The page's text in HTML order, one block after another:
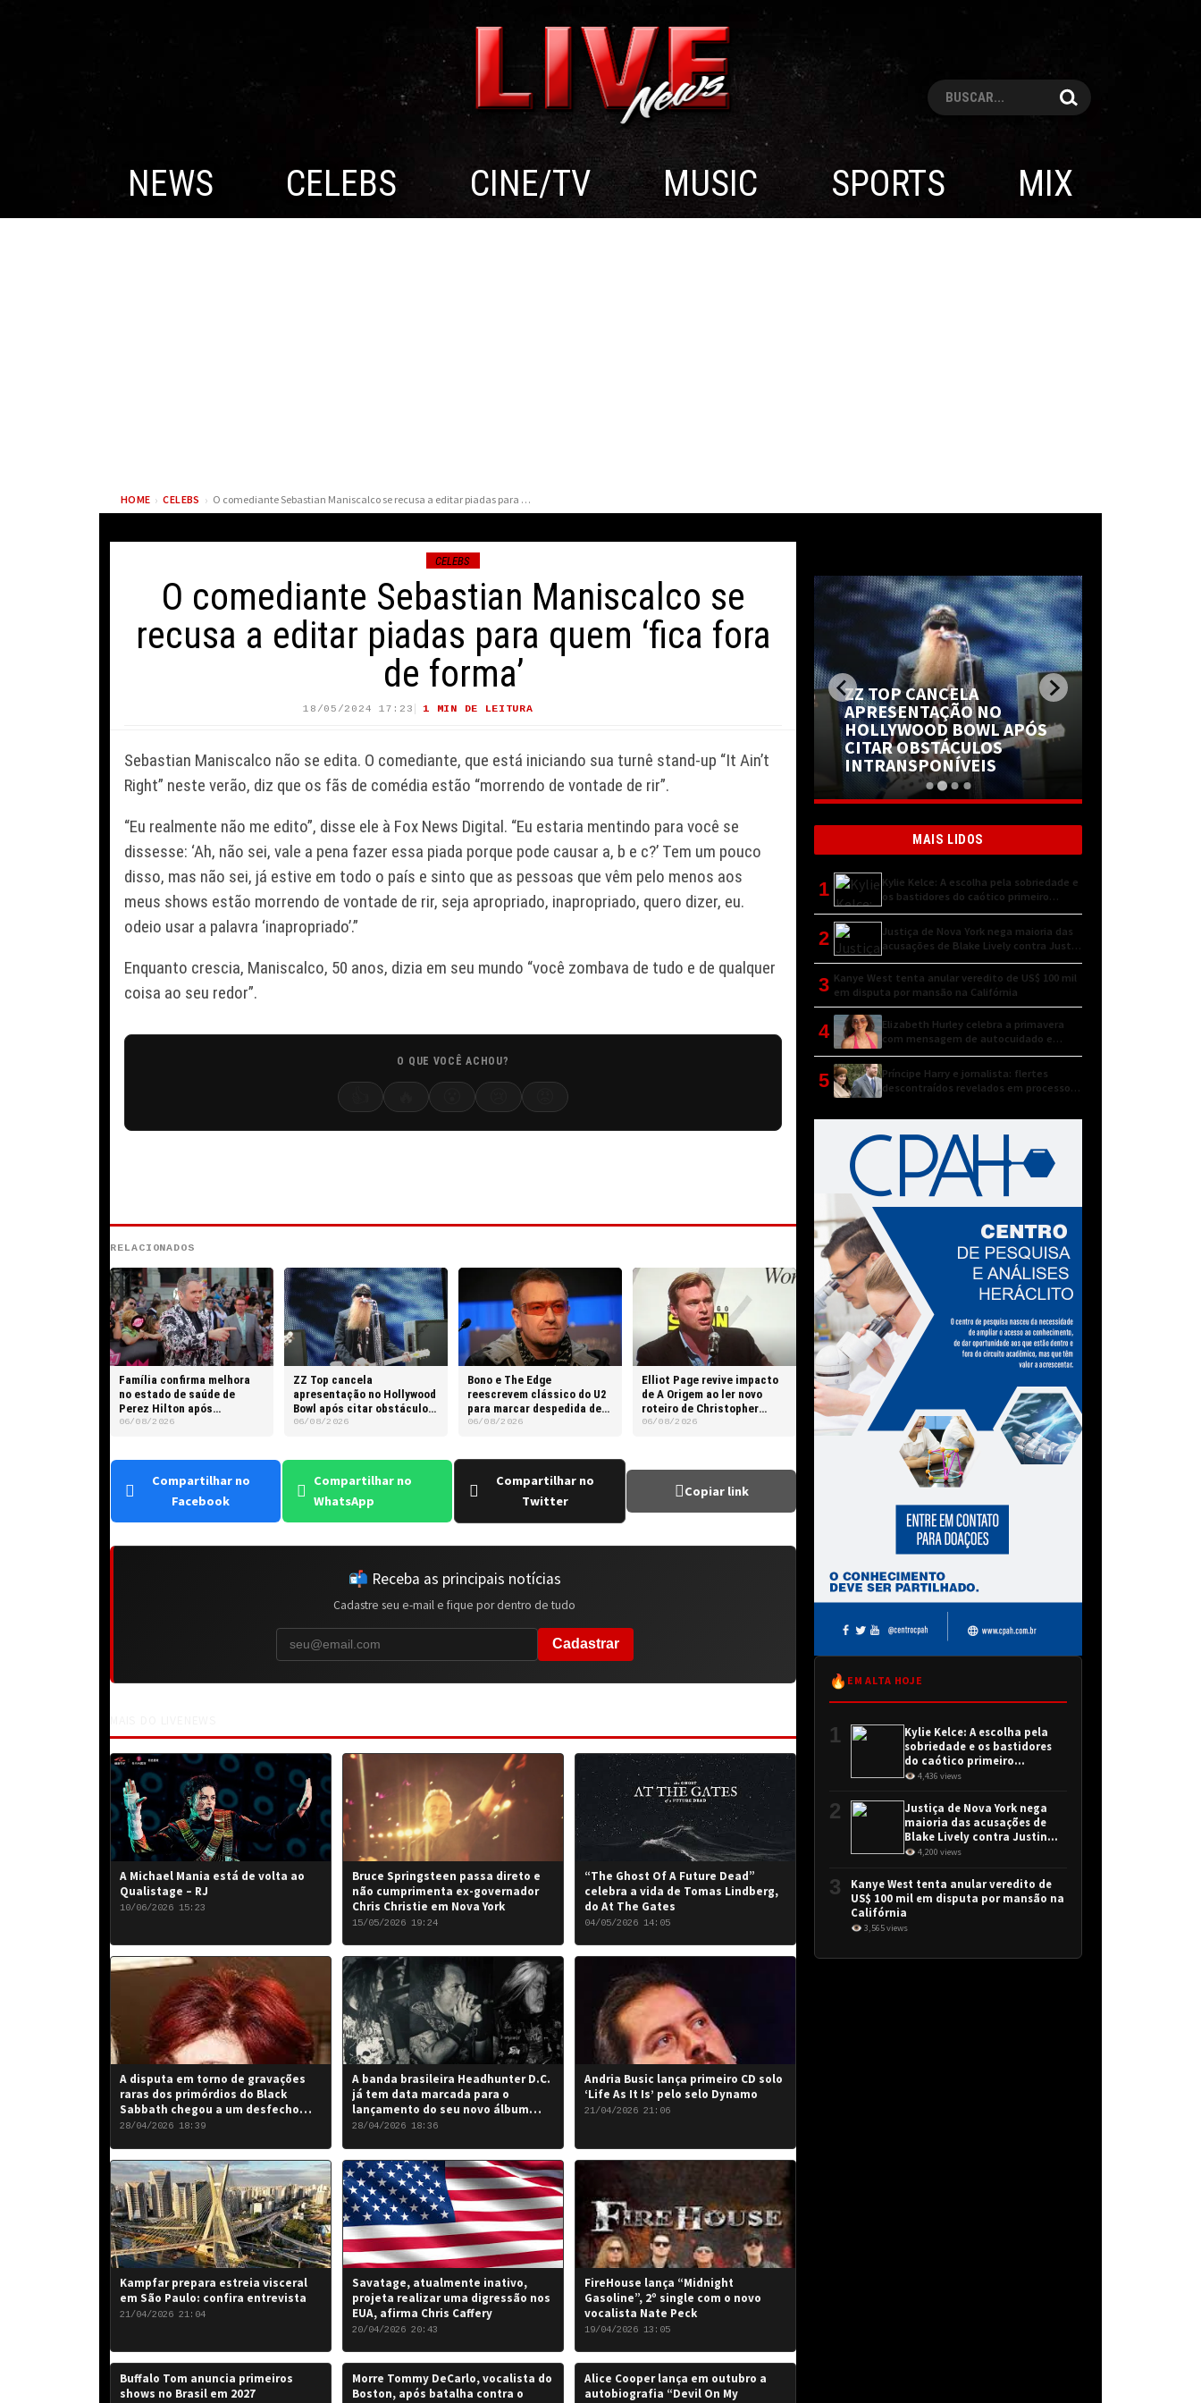
Pesquisar
NEWS CELEBS CINE/TV MUSIC SPORTS MIX
HOME › CELEBS › O comediante Sebastian Maniscalco se recusa a editar piadas para quem ‘fica fora de forma’
CELEBS
O comediante Sebastian Maniscalco se
recusa a editar piadas para quem ‘fica fora
de forma’
18/05/2024 17:23 1 MIN DE LEITURA
Sebastian Maniscalco não se edita. O comediante, que está iniciando sua turnê stand-up “It Ain’t
Right” neste verão, diz que os fãs de comédia estão “morrendo de vontade de rir”.
“Eu realmente não me edito”, disse ele à Fox News Digital. “Eu estaria mentindo para você se
dissesse: ‘Ah, não sei, vale a pena fazer essa piada porque pode causar a, b e c?’ Tem um pouco
disso, mas não sei, já estive em todo o país e sinto que as pessoas que vêm pelo menos aos
meus shows estão morrendo de vontade de rir, seja apropriado, inapropriado, quero dizer, eu.
odeio usar a palavra ‘inapropriado’.”
Enquanto crescia, Maniscalco, 50 anos, dizia em seu mundo “você zombava de tudo e de qualquer
coisa ao seu redor”.
O QUE VOCÊ ACHOU?
RELACIONADOS
Família confirma melhora
no estado de saúde de
Perez Hilton após
transmissão ao vivo
06/08/2026
ZZ Top cancela
apresentação no Hollywood
Bowl após citar obstáculos
intransponíveis
06/08/2026
Bono e The Edge
reescrevem clássico do U2
para marcar despedida de
Glen Hansard
06/08/2026
Elliot Page revive impacto
de A Origem ao ler novo
roteiro de Christopher
Nolan
06/08/2026
Compartilhar no
Facebook
Compartilhar no
WhatsApp
Compartilhar no
Twitter
Copiar link
📬 Receba as principais notícias
Cadastre seu e-mail e fique por dentro de tudo
Cadastrar
A Michael Mania está de volta ao
Qualistage – RJ
10/06/2026 15:23
Bruce Springsteen passa direto e
não cumprimenta ex-governador
Chris Christie em Nova York
15/05/2026 19:24
“The Ghost Of A Future Dead”
celebra a vida de Tomas Lindberg,
do At The Gates
04/05/2026 14:05
A disputa em torno de gravações
raras dos primórdios do Black
Sabbath chegou a um desfecho
favorável para a banda.
28/04/2026 18:39
A banda brasileira Headhunter D.C.
já tem data marcada para o
lançamento do seu novo álbum
“Rise of the Damned…”: 6 de junho
28/04/2026 18:36
Andria Busic lança primeiro CD solo
‘Life As It Is’ pelo selo Dynamo
21/04/2026 21:06
Kampfar prepara estreia visceral
em São Paulo: confira entrevista
21/04/2026 21:04
Savatage, atualmente inativo,
projeta realizar uma digressão nos
EUA, afirma Chris Caffery
20/04/2026 20:43
FireHouse lança “Midnight
Gasoline”, 2º single com o novo
vocalista Nate Peck
19/04/2026 13:05
Buffalo Tom anuncia primeiros
shows no Brasil em 2027
Morre Tommy DeCarlo, vocalista do
Boston, após batalha contra o
Alice Cooper lança em outubro a
autobiografia “Devil On My
ELLIOT PAGE REVIVE
DE CHRISTOPHER NOLAN
APÓS TRANSMISSÃO AO
VIVO
ZZ TOP CANCELA
APRESENTAÇÃO NO
HOLLYWOOD BOWL APÓS
CITAR OBSTÁCULOS
INTRANSPONÍVEIS
MAIS LIDOS
1
Kylie Kelce: A escolha pela sobriedade e
os bastidores do caótico primeiro
encontro
2
Justiça de Nova York nega maioria das
acusações de Blake Lively contra Justin
Baldoni
3 Kanye West tenta anular veredito de US$ 100 mil
em disputa por mansão na Califórnia
4
Elizabeth Hurley celebra a primavera
com mensagem de autocuidado e
conexão natural
5
Príncipe Harry e jornalista: flertes
descontraídos revelados em processo
🔥 EM ALTA HOJE
1
Kylie Kelce: A escolha pela
sobriedade e os bastidores
do caótico primeiro
encontro
👁 4,436 views
2
Justiça de Nova York nega
maioria das acusações de
Blake Lively contra Justin
Baldoni
👁 4,200 views
3
Kanye West tenta anular veredito de
US$ 100 mil em disputa por mansão na
Califórnia
👁 3,565 views